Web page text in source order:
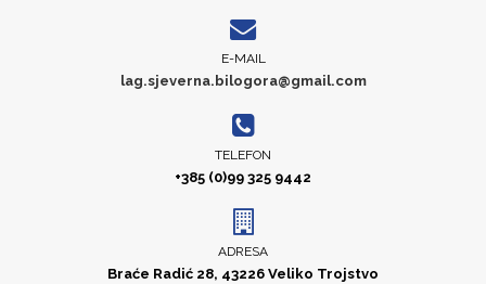
E-MAIL
lag.sjeverna.bilogora@gmail.com
TELEFON
+385 (0)99 325 9442
ADRESA
Braće Radić 28, 43226 Veliko Trojstvo